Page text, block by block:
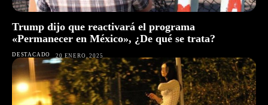
Trump dijo que reactivará el programa
«Permanecer en México», ¿De qué se trata?
DESTACADO 20 ENERO, 2025